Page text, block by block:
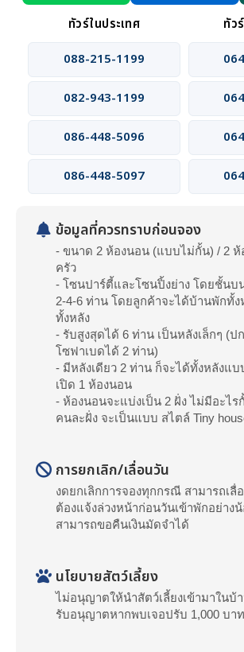
ทัวร์ในประเทศ
ทัว
088-215-1199
082-943-1199
086-448-5096
086-448-5097
ข้อมูลที่ควรทราบก่อนจอง
- ขนาด 2 ห้องนอน (แบบไม่กั้น) / 2 ห้
ครัว
- โซนปาร์ตี้และโซนปิ้งย่าง โดยชั้นบ
2-4-6 ท่าน โดยลูกค้าจะได้บ้านพักทั้
ทั้งหลัง
- รับสูงสุดได้ 6 ท่าน เป็นหลังเล็กๆ (ป
โซฟาเบดได้ 2 ท่าน)
- มีหลังเดียว 2 ท่าน ก็จะได้ทั้งหลังแ
เปิด 1 ห้องนอน
- ห้องนอนจะแบ่งเป็น 2 ฝั่ง ไม่มีอะไ
คนละฝั่ง จะเป็นแบบ สไตล์ Tiny
การยกเลิก/เลื่อนวัน
งดยกเลิกการจองทุกกรณี สามารถเลื่
ต้องแจ้งล่วงหน้าก่อนวันเข้าพักอย่าง
สามารถขอคืนเงินมัดจำได้
นโยบายสัตว์เลี้ยง
ไม่อนุญาตให้นำสัตว์เลี้ยงเข้ามาในบ้
รับอนุญาตหากพบเจอปรับ 1,000 บาท